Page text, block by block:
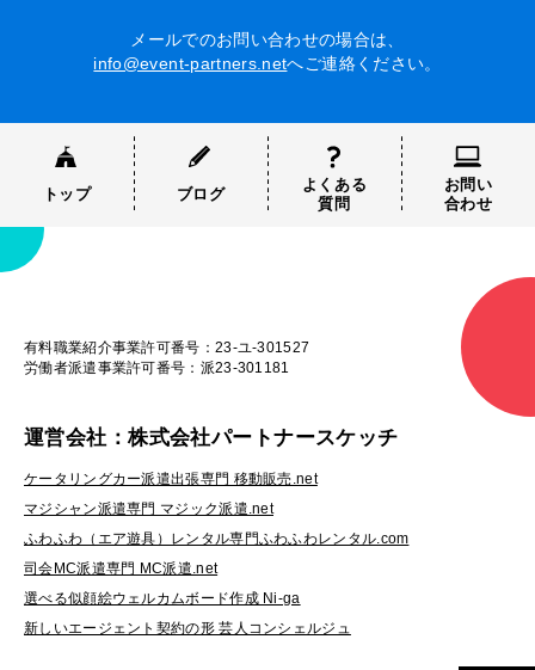
メールでのお問い合わせの場合は、
info@event-partners.netへご連絡ください。
トップ ブログ
よくある
質問
お問い
合わせ
有料職業紹介事業許可番号：23-ユ-301527
労働者派遣事業許可番号：派23-301181
運営会社：株式会社パートナースケッチ
ケータリングカー派遣出張専門 移動販売.net
マジシャン派遣専門 マジック派遣.net
ふわふわ（エア遊具）レンタル専門ふわふわレンタル.com
司会MC派遣専門 MC派遣.net
選べる似顔絵ウェルカムボード作成 Ni-ga
新しいエージェント契約の形 芸人コンシェルジュ